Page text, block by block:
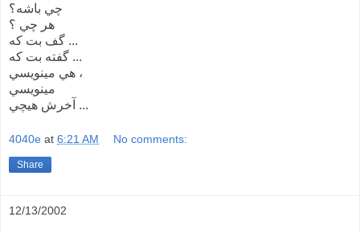
چي باشه؟
هر چي ؟
گف بت که ...
گفته بت که ...
هي مينويسي ،
مينويسي
آخرش هيچي ...
4040e at 6:21 AM No comments:
Share
12/13/2002